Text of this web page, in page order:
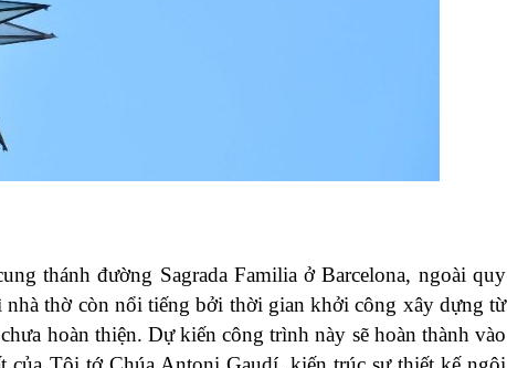
thánh đường Sagrada Familia ở Barcelona, ngoài quy
thờ còn nổi tiếng bởi thời gian khởi công xây dựng từ
hoàn thiện. Dự kiến công trình này sẽ hoàn thành vào